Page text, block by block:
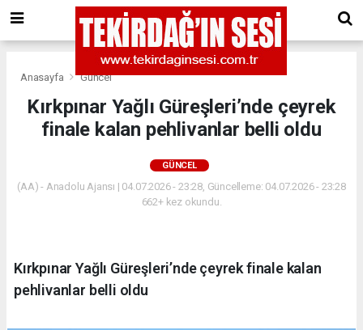
Anasayfa Güncel
Kırkpınar Yağlı Güreşleri’nde çeyrek
finale kalan pehlivanlar belli oldu
GÜNCEL
(AA) - Anadolu Ajansı | 04.07.2026 - 23:28, Güncelleme: 04.07.2026 - 23:28
662+ kez okundu.
Kırkpınar Yağlı Güreşleri’nde çeyrek finale kalan
pehlivanlar belli oldu